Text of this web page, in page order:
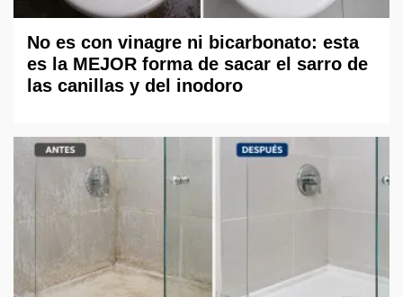
No es con vinagre ni bicarbonato: esta
es la MEJOR forma de sacar el sarro de
las canillas y del inodoro